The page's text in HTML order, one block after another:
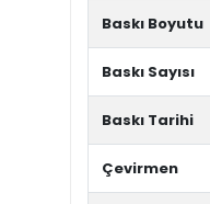
Baskı Boyutu
Baskı Sayısı
Baskı Tarihi
Çevirmen